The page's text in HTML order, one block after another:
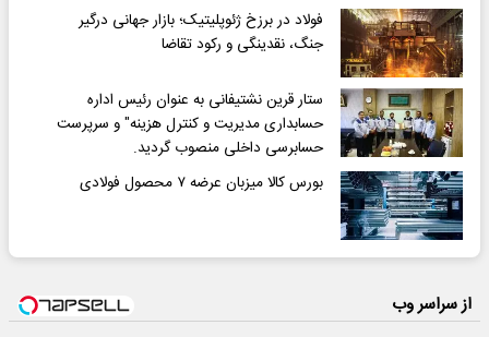
فولاد در برزخ ژئوپلیتیک؛ بازار جهانی درگیر
جنگ، نقدینگی و رکود تقاضا
ستار قرین نشتیفانی به عنوان رئیس اداره
حسابداری مدیریت و کنترل هزینه" و سرپرست
حسابرسی داخلی منصوب گردید.
بورس کالا میزبان عرضه ۷ محصول فولادی
از سراسر وب